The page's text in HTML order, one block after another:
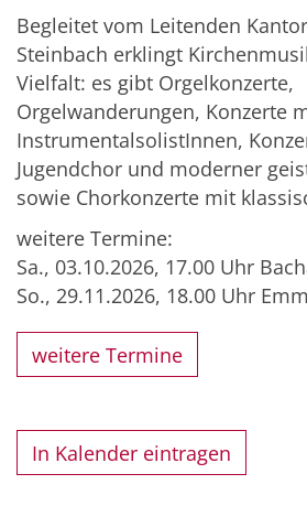
Begleitet vom Leitenden
Steinbach erklingt
Vielfalt: es gibt Orgelkonzerte,
Orgelwanderungen, Konzerte
InstrumentalsolistInnen,
Jugendchor und moderner
sowie Chorkonzerte mit
weitere Termine:
Sa., 03.10.2026, 17.00 Uhr
So., 29.11.2026, 18.00 Uhr
weitere Termine
In Kalender eintragen